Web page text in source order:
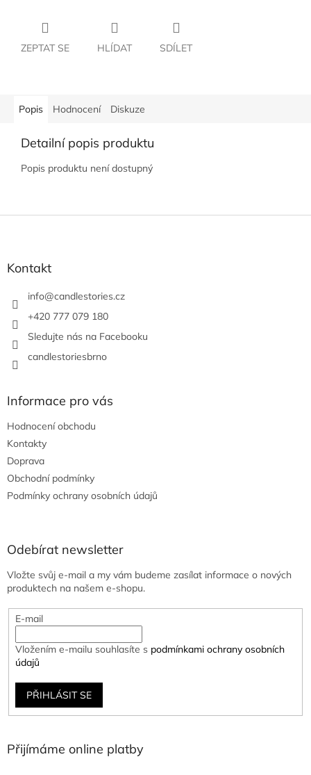
ZEPTAT SE HLÍDAT SDÍLET
Popis Hodnocení Diskuze
Detailní popis produktu
Popis produktu není dostupný
Kontakt
info@candlestories.cz
+420 777 079 180
Sledujte nás na Facebooku
candlestoriesbrno
Informace pro vás
Hodnocení obchodu
Kontakty
Doprava
Obchodní podmínky
Podmínky ochrany osobních údajů
Odebírat newsletter
Vložte svůj e-mail a my vám budeme zasílat informace o nových
produktech na našem e-shopu.
E-mail
Vložením e-mailu souhlasíte s podmínkami ochrany osobních
údajů
PŘIHLÁSIT SE
Přijímáme online platby